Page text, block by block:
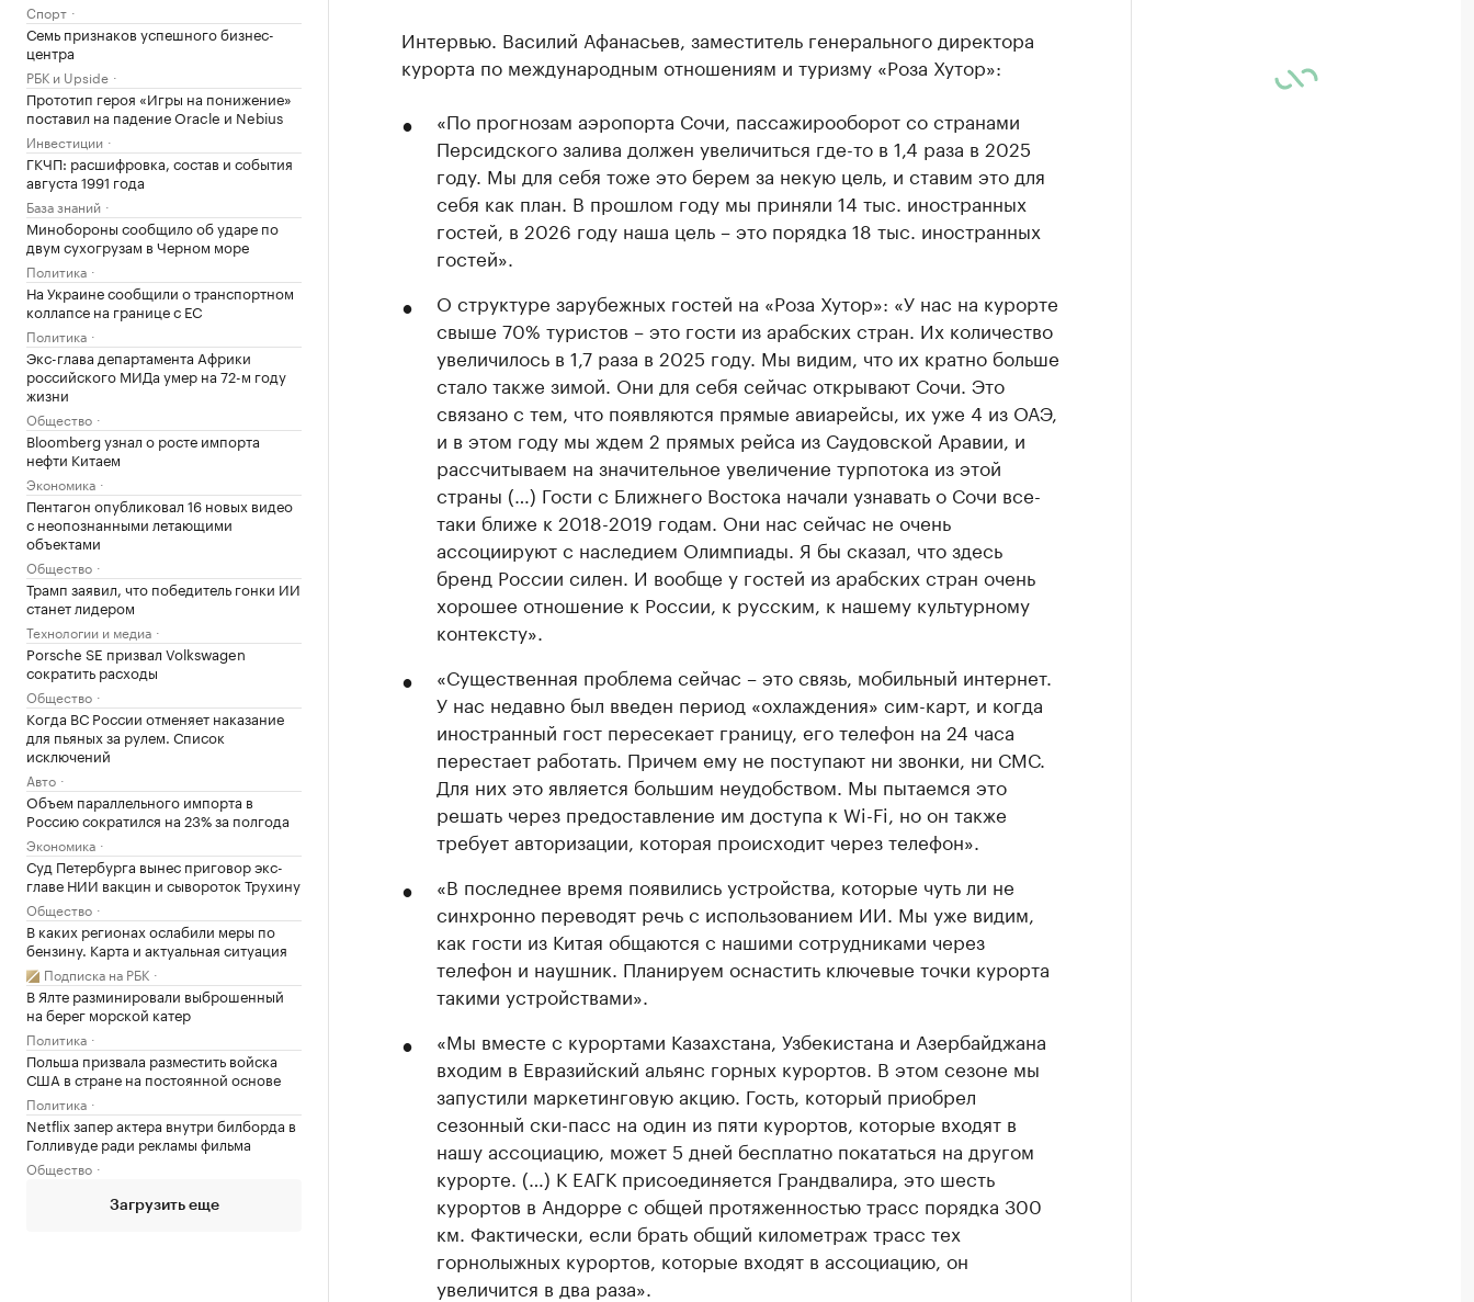
Спорт
Семь признаков успешного бизнес-
центра
РБК и Upside
Прототип героя «Игры на понижение»
поставил на падение Oracle и Nebius
Инвестиции
ГКЧП: расшифровка, состав и события
августа 1991 года
База знаний
Минобороны сообщило об ударе по
двум сухогрузам в Черном море
Политика
На Украине сообщили о транспортном
коллапсе на границе с ЕС
Политика
Экс-глава департамента Африки
российского МИДа умер на 72-м году
жизни
Общество
Bloomberg узнал о росте импорта
нефти Китаем
Экономика
Пентагон опубликовал 16 новых видео
с неопознанными летающими
объектами
Общество
Трамп заявил, что победитель гонки ИИ
станет лидером
Технологии и медиа
Porsche SE призвал Volkswagen
сократить расходы
Общество
Когда ВС России отменяет наказание
для пьяных за рулем. Список
исключений
Авто
Объем параллельного импорта в
Россию сократился на 23% за полгода
Экономика
Суд Петербурга вынес приговор экс-
главе НИИ вакцин и сывороток Трухину
Общество
В каких регионах ослабили меры по
бензину. Карта и актуальная ситуация
Подписка на РБК
В Ялте разминировали выброшенный
на берег морской катер
Политика
Польша призвала разместить войска
США в стране на постоянной основе
Политика
Netflix запер актера внутри билборда в
Голливуде ради рекламы фильма
Общество
Загрузить еще
Интервью. Василий Афанасьев, заместитель генерального директора
курорта по международным отношениям и туризму «Роза Хутор»:
«По прогнозам аэропорта Сочи, пассажирооборот со странами
Персидского залива должен увеличиться где-то в 1,4 раза в 2025
году. Мы для себя тоже это берем за некую цель, и ставим это для
себя как план. В прошлом году мы приняли 14 тыс. иностранных
гостей, в 2026 году наша цель – это порядка 18 тыс. иностранных
гостей».
О структуре зарубежных гостей на «Роза Хутор»: «У нас на курорте
свыше 70% туристов – это гости из арабских стран. Их количество
увеличилось в 1,7 раза в 2025 году. Мы видим, что их кратно больше
стало также зимой. Они для себя сейчас открывают Сочи. Это
связано с тем, что появляются прямые авиарейсы, их уже 4 из ОАЭ,
и в этом году мы ждем 2 прямых рейса из Саудовской Аравии, и
рассчитываем на значительное увеличение турпотока из этой
страны (…) Гости с Ближнего Востока начали узнавать о Сочи все-
таки ближе к 2018-2019 годам. Они нас сейчас не очень
ассоциируют с наследием Олимпиады. Я бы сказал, что здесь
бренд России силен. И вообще у гостей из арабских стран очень
хорошее отношение к России, к русским, к нашему культурному
контексту».
«Существенная проблема сейчас – это связь, мобильный интернет.
У нас недавно был введен период «охлаждения» сим-карт, и когда
иностранный гост пересекает границу, его телефон на 24 часа
перестает работать. Причем ему не поступают ни звонки, ни СМС.
Для них это является большим неудобством. Мы пытаемся это
решать через предоставление им доступа к Wi-Fi, но он также
требует авторизации, которая происходит через телефон».
«В последнее время появились устройства, которые чуть ли не
синхронно переводят речь с использованием ИИ. Мы уже видим,
как гости из Китая общаются с нашими сотрудниками через
телефон и наушник. Планируем оснастить ключевые точки курорта
такими устройствами».
«Мы вместе с курортами Казахстана, Узбекистана и Азербайджана
входим в Евразийский альянс горных курортов. В этом сезоне мы
запустили маркетинговую акцию. Гость, который приобрел
сезонный ски-пасс на один из пяти курортов, которые входят в
нашу ассоциацию, может 5 дней бесплатно покататься на другом
курорте. (…) К ЕАГК присоединяется Грандвалирa, это шесть
курортов в Андорре с общей протяженностью трасс порядка 300
км. Фактически, если брать общий километраж трасс тех
горнолыжных курортов, которые входят в ассоциацию, он
увеличится в два раза».